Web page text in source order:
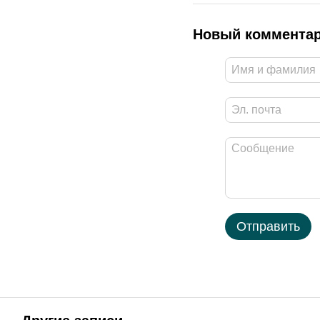
Новый
Отправить